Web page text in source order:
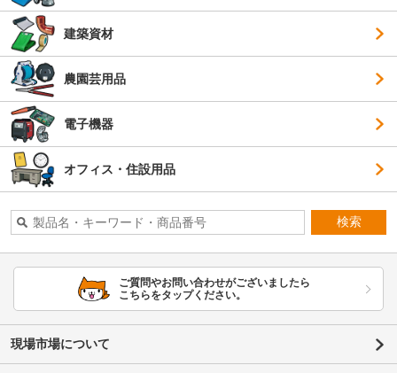
建築資材
農園芸用品
電子機器
オフィス・住設用品
検索
ご質問やお問い合わせがございましたら
こちらをタップください。
現場市場について